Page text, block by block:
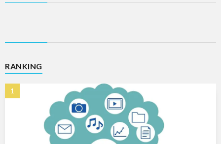
RANKING